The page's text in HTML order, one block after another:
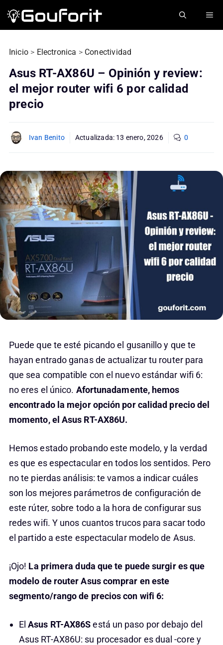
Inicio > Electronica > Conectividad
Asus RT-AX86U – Opinión y review:
el mejor router wifi 6 por calidad
precio
Ivan Benito Actualizada: 13 enero, 2026 0
Puede que te esté picando el gusanillo y que te
hayan entrado ganas de actualizar tu router para
que sea compatible con el nuevo estándar wifi 6:
no eres el único. Afortunadamente, hemos
encontrado la mejor opción por calidad precio del
momento, el Asus RT-AX86U.
Hemos estado probando este modelo, y la verdad
es que es espectacular en todos los sentidos. Pero
no te pierdas análisis: te vamos a indicar cuáles
son los mejores parámetros de configuración de
este rúter, sobre todo a la hora de configurar sus
redes wifi. Y unos cuantos trucos para sacar todo
el partido a este espectacular modelo de Asus.
¡Ojo! La primera duda que te puede surgir es que
modelo de router Asus comprar en este
segmento/rango de precios con wifi 6:
ElAsus RT-AX86Sestá un paso por debajo del
Asus RT-AX86U: su procesador es dual -core y